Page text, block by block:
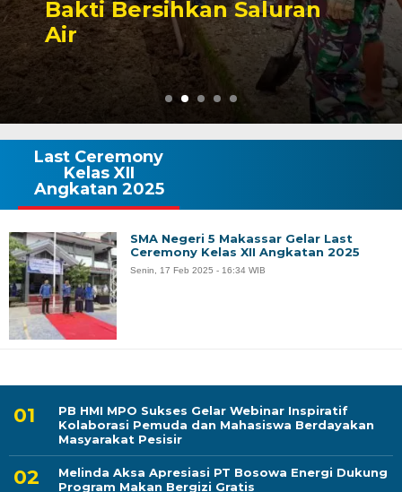
Capai 49
Rp130 Miliar
PB HMI MPO Sukses Gelar Webinar Inspiratif
Kolaborasi Pemuda dan Mahasiswa Berdayakan
Masyarakat Pesisir
Melinda Aksa Apresiasi PT Bosowa Energi Dukung
Program Makan Bergizi Gratis
Last Ceremony
Kelas XII
Angkatan 2025
SMA Negeri 5 Makassar Gelar Last
Ceremony Kelas XII Angkatan 2025
Senin, 17 Feb 2025 - 16:34 WIB